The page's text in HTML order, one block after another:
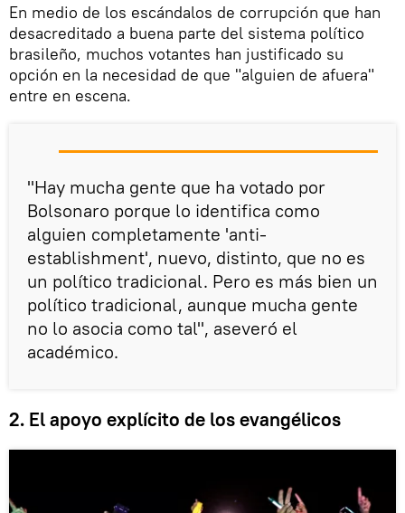
En medio de los escándalos de corrupción que han
desacreditado a buena parte del sistema político
brasileño, muchos votantes han justificado su
opción en la necesidad de que "alguien de afuera"
entre en escena.
"Hay mucha gente que ha votado por
Bolsonaro porque lo identifica como
alguien completamente 'anti-
establishment', nuevo, distinto, que no es
un político tradicional. Pero es más bien un
político tradicional, aunque mucha gente
no lo asocia como tal", aseveró el
académico.
2. El apoyo explícito de los evangélicos